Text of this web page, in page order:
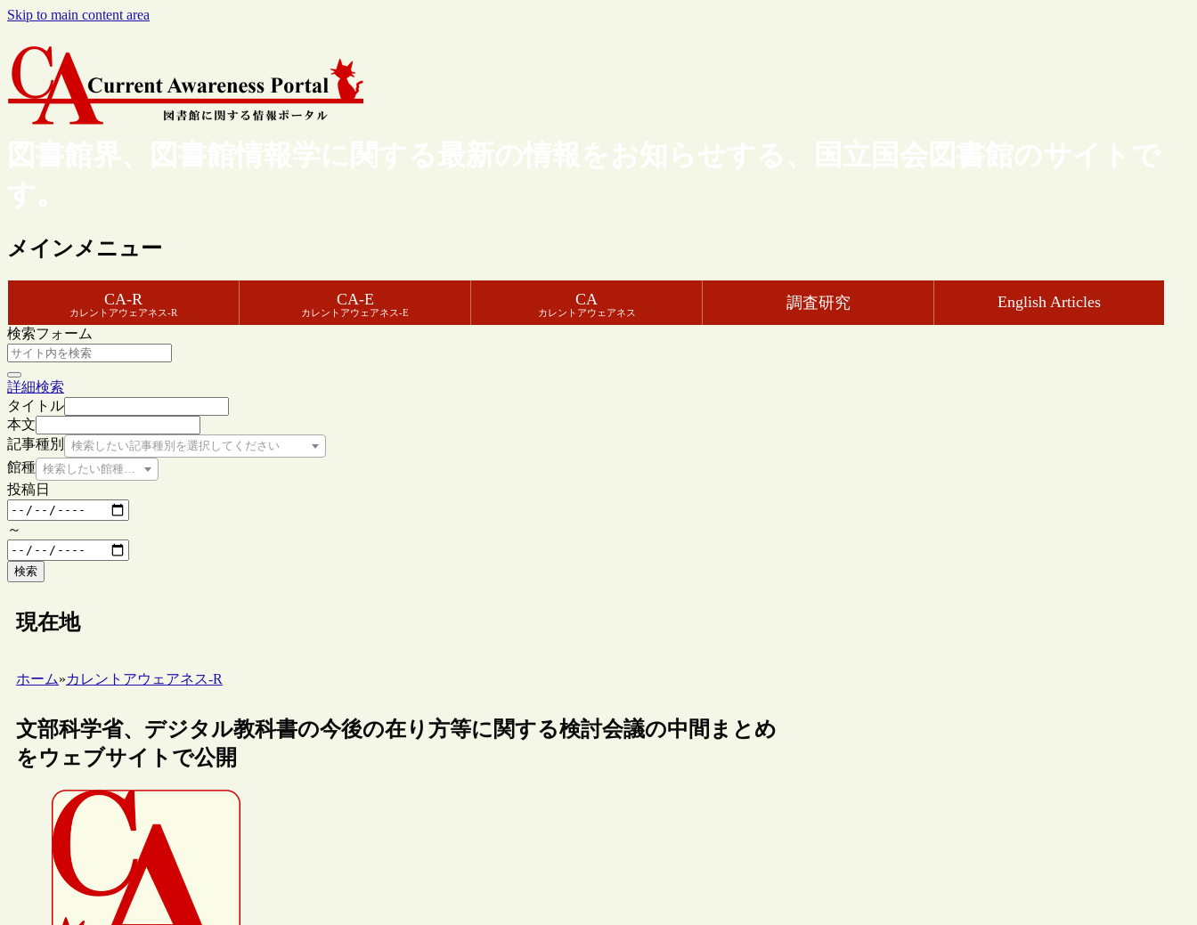
Skip to main content area
図書館界、図書館情報学に関する最新の情報をお知らせする、国立国会図書館のサイトで
す。
メインメニュー
CA-R
カレントアウェアネス-R
CA-E
カレントアウェアネス-E
CA
カレントアウェアネス
調査研究 English Articles
検索フォーム
詳細検索
タイトル
本文
記事種別
検索したい記事種別を選択してください
館種 検索したい館種を選択してください
投稿日
～
検索
現在地
ホーム»カレントアウェアネス-R
文部科学省、デジタル教科書の今後の在り方等に関する検討会議の中間まとめ
をウェブサイトで公開